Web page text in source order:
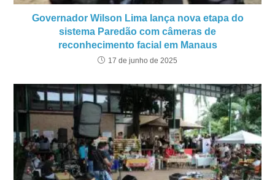
Governador Wilson Lima lança nova etapa do
sistema Paredão com câmeras de
reconhecimento facial em Manaus
17 de junho de 2025